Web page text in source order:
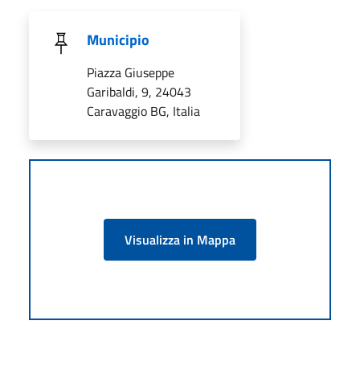
Municipio
Piazza Giuseppe
Garibaldi, 9, 24043
Caravaggio BG, Italia
Visualizza in Mappa